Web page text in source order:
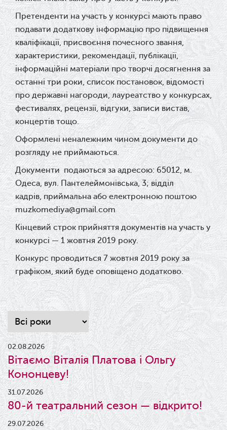
Претенденти на участь у конкурсі мають право
подавати додаткову інформацію про підвищення
кваліфікації, присвоєння почесного звання,
характеристики, рекомендації, публікації,
інформаційні матеріали про творчі досягнення за
останні три роки, список постановок, відомості
про державні нагороди, лауреатство у конкурсах,
фестивалях, рецензії, відгуки, записи вистав,
концертів тощо.
Оформлені неналежним чином документи до
розгляду не приймаються.
Документи подаються за адресою: 65012, м.
Одеса, вул. Пантелеймонівська, 3; відділ
кадрів,приймальна або електронною поштою
muzkomediya@gmail.com
Кінцевий строк прийняття документів на участь у
конкурсі — 1 жовтня 2019 року.
Конкурс проводиться7 жовтня 2019 року за
графіком, який будеоповіщено додатково.
02.08.2026
Вітаємо Віталія Платова і Ольгу
Кононцеву!
31.07.2026
80-й театральний сезон — відкрито!
29.07.2026